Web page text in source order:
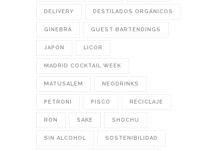
DELIVERY DESTILADOS ORGÁNICOS
GINEBRA GUEST BARTENDINGS
JAPÓN LICOR
MADRID COCKTAIL WEEK
MATUSALEM NEODRINKS
PETRONI PISCO RECICLAJE
RON SAKE SHOCHU
SIN ALCOHOL SOSTENIBILIDAD